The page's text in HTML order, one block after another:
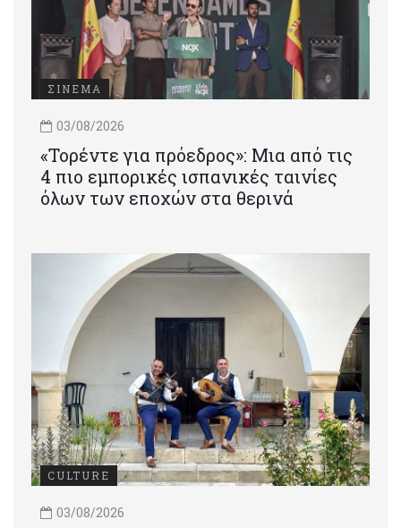
ΣΙΝΕΜΑ
03/08/2026
«Τορέντε για πρόεδρος»: Mια από τις
4 πιο εμπορικές ισπανικές ταινίες
όλων των εποχών στα θερινά
CULTURE
03/08/2026